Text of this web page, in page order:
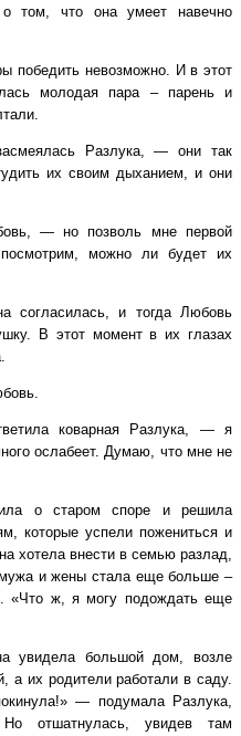
о том, что она умеет навечно
победить невозможно. И в этот
молодая пара – парень и
Разлука, — они так
их своим дыханием, и они
— но позволь мне первой
можно ли будет их
согласилась, и тогда Любовь
В этот момент в их глазах
коварная Разлука, — я
ослабеет. Думаю, что мне не
о старом споре и решила
которые успели пожениться и
хотела внести в семью разлад,
и жены стала еще больше –
«Что ж, я могу подождать еще
увидела большой дом, возле
а их родители работали в саду.
— подумала Разлука,
отшатнулась, увидев там